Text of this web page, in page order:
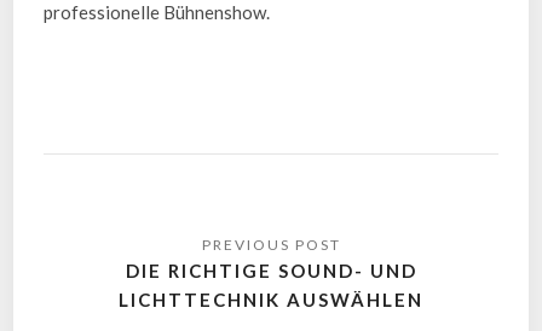
professionelle Bühnenshow.
DIE RICHTIGE SOUND- UND
LICHTTECHNIK AUSWÄHLEN